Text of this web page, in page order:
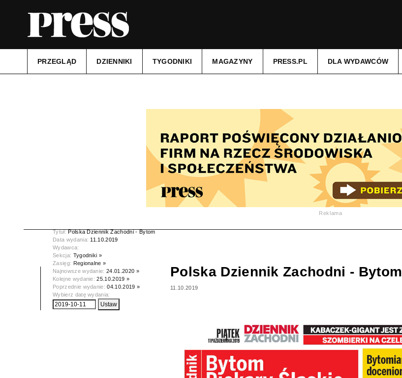
PRZEGLĄD DZIENNIKI TYGODNIKI MAGAZYNY PRESS.PL DLA WYDAWCÓW
Reklama
Tytuł:Polska Dziennik Zachodni - Bytom
Data wydania: 11.10.2019
Wydawca:
Sekcja: Tygodniki »
Zasięg: Regionalne »
Najnowsze wydanie:24.01.2020 »
Kolejne wydanie:25.10.2019 »
Poprzednie wydanie:04.10.2019 »
Wybierz datę wydania:
Polska Dziennik Zachodni - Bytom
11.10.2019